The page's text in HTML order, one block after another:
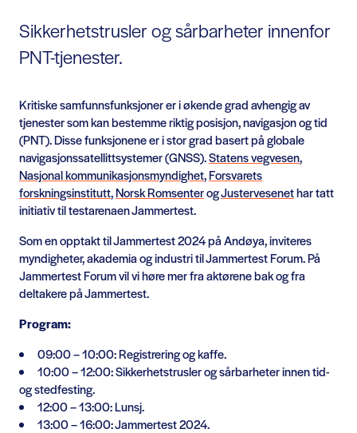
Sikkerhetstrusler og sårbarheter innenfor
PNT-tjenester.
Kritiske samfunnsfunksjoner er i økende grad avhengig av
tjenester som kan bestemme riktig posisjon, navigasjon og tid
(PNT). Disse funksjonene er i stor grad basert på globale
navigasjonssatellittsystemer (GNSS).Statens vegvesen,
Nasjonal kommunikasjonsmyndighet,Forsvarets
forskningsinstitutt,Norsk RomsenterogJustervesenethar tatt
initiativ til testarenaen Jammertest.
Som en opptakt til Jammertest 2024 på Andøya, inviteres
myndigheter, akademia og industri til Jammertest Forum. På
Jammertest Forum vil vi høre mer fra aktørene bak og fra
deltakere på Jammertest.
Program:
09:00 – 10:00: Registrering og kaffe.
10:00 – 12:00: Sikkerhetstrusler og sårbarheter innen tid-
og stedfesting.
12:00 – 13:00: Lunsj.
13:00 – 16:00: Jammertest 2024.